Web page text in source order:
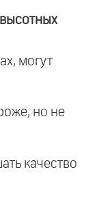
могут
но не
качество